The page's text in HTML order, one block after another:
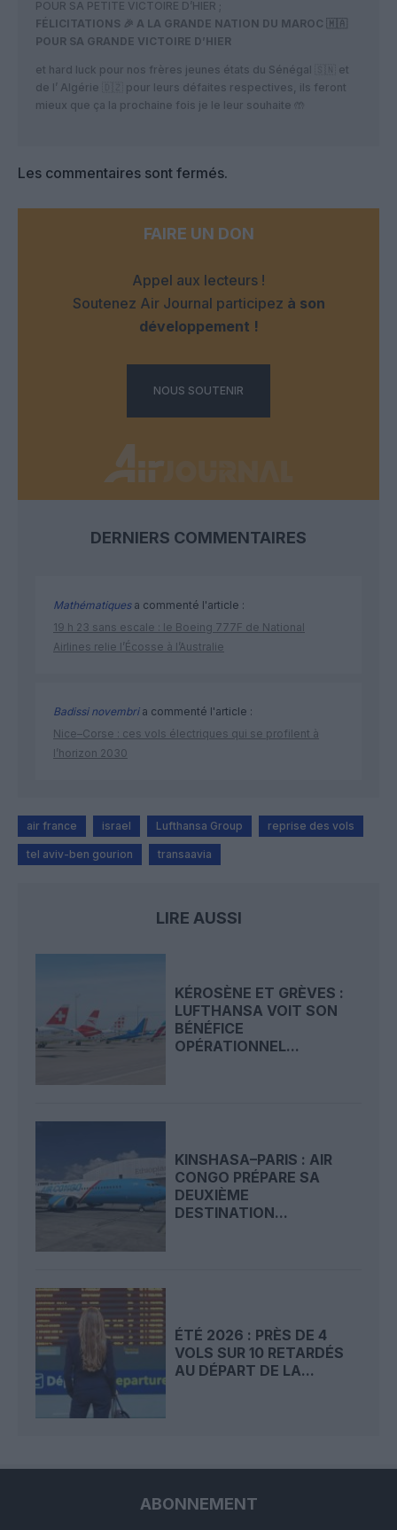
POUR SA PETITE VICTOIRE D’HIER ;
FÉLICITATIONS 🎉 A LA GRANDE NATION DU MAROC 🇲🇦
POUR SA GRANDE VICTOIRE D’HIER
et hard luck pour nos frères jeunes états du Sénégal 🇸🇳 et
de l’ Algérie 🇩🇿 pour leurs défaites respectives, ils feront
mieux que ça la prochaine fois je le leur souhaite 🤲
Les commentaires sont fermés.
FAIRE UN DON
Appel aux lecteurs !
Soutenez Air Journal participez à son
développement !
NOUS SOUTENIR
DERNIERS COMMENTAIRES
Mathématiquesa commenté l'article :
19 h 23 sans escale : le Boeing 777F de National
Airlines relie l’Écosse à l’Australie
Badissi novembria commenté l'article :
Nice–Corse : ces vols électriques qui se profilent à
l’horizon 2030
air france israel Lufthansa Group reprise des vols
tel aviv-ben gourion transaavia
LIRE AUSSI
KÉROSÈNE ET GRÈVES :
LUFTHANSA VOIT SON
BÉNÉFICE
OPÉRATIONNEL...
KINSHASA–PARIS : AIR
CONGO PRÉPARE SA
DEUXIÈME
DESTINATION...
ÉTÉ 2026 : PRÈS DE 4
VOLS SUR 10 RETARDÉS
AU DÉPART DE LA...
ABONNEMENT